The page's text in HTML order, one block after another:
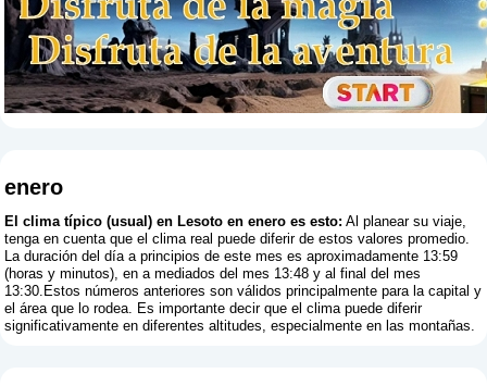
enero
El clima típico (usual) en Lesoto en enero es esto: Al planear su viaje,
tenga en cuenta que el clima real puede diferir de estos valores promedio.
La duración del día a principios de este mes es aproximadamente 13:59
(horas y minutos), en a mediados del mes 13:48 y al final del mes
13:30.Estos números anteriores son válidos principalmente para la capital y
el área que lo rodea. Es importante decir que el clima puede diferir
significativamente en diferentes altitudes, especialmente en las montañas.